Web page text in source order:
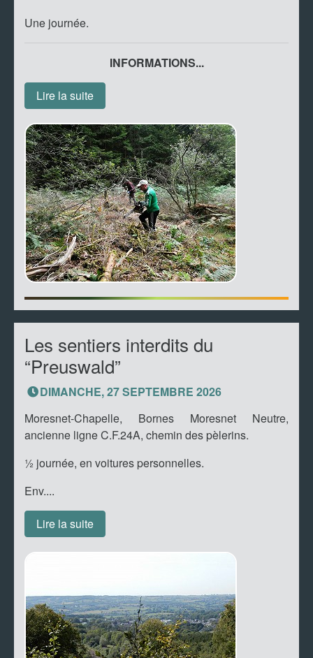
Une journée.
INFORMATIONS...
Lire la suite
Les sentiers interdits du
“Preuswald”
DIMANCHE, 27 SEPTEMBRE 2026
Moresnet-Chapelle, Bornes Moresnet Neutre,
ancienne ligne C.F.24A, chemin des pèlerins.
½ journée, en voitures personnelles.
Env....
Lire la suite